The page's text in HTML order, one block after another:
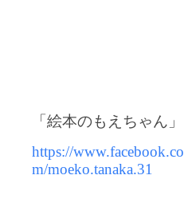
「絵本のもえちゃん」
https://www.facebook.co
m/moeko.tanaka.31